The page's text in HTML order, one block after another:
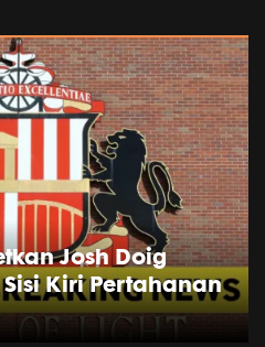
Josh Doig
Kiri Pertahanan